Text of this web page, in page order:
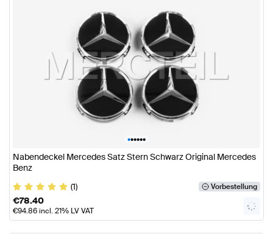
••••••
Nabendeckel Mercedes Satz Stern Schwarz Original Mercedes
Benz
(1)
Vorbestellung
€78.40
€94.86incl. 21% LV VAT